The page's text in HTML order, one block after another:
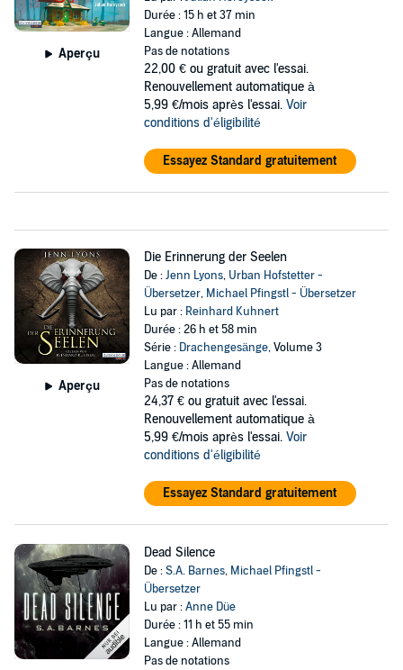
Aperçu
Durée : 15 h et 37 min
Langue : Allemand
Pas de notations
22,00 € ou gratuit avec l'essai.
Renouvellement automatique à
5,99 €/mois après l'essai. Voir
conditions d'éligibilité
Essayez Standard gratuitement
Aperçu
Die Erinnerung der Seelen
De :Jenn Lyons, Urban Hofstetter -
Übersetzer, Michael Pfingstl - Übersetzer
Lu par : Reinhard Kuhnert
Durée : 26 h et 58 min
Série : Drachengesänge, Volume 3
Langue : Allemand
Pas de notations
24,37 € ou gratuit avec l'essai.
Renouvellement automatique à
5,99 €/mois après l'essai. Voir
conditions d'éligibilité
Essayez Standard gratuitement
Dead Silence
De :S.A. Barnes, Michael Pfingstl -
Übersetzer
Lu par :Anne Düe
Durée : 11 h et 55 min
Langue : Allemand
Pas de notations